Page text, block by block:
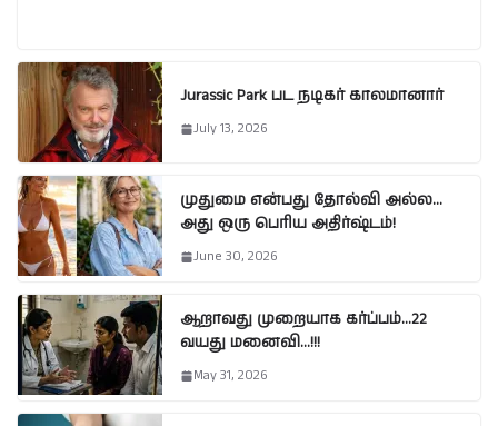
Jurassic Park பட நடிகர் காலமானார்
July 13, 2026
முதுமை என்பது தோல்வி அல்ல…
அது ஒரு பெரிய அதிர்ஷ்டம்!
June 30, 2026
ஆறாவது முறையாக கர்ப்பம்…22
வயது மனைவி…!!!
May 31, 2026